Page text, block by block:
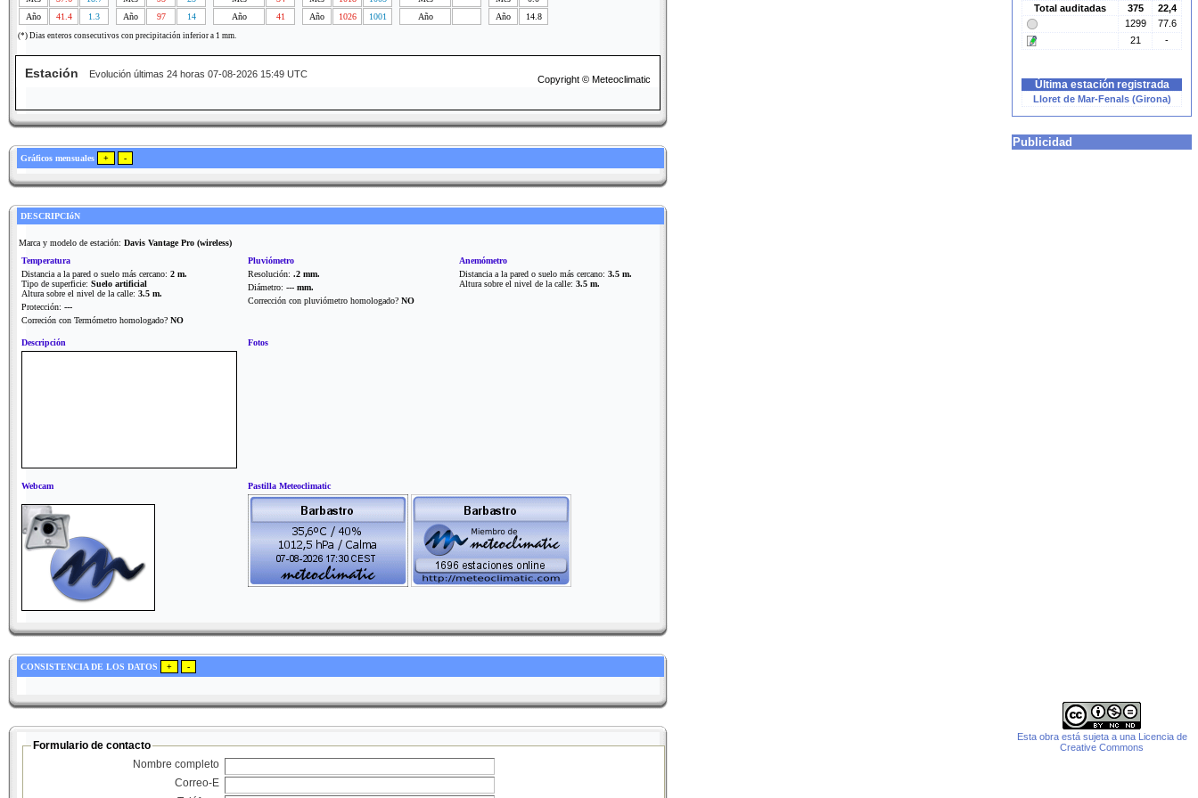
Año
41.4 1.3 Año 97 14 Año 41 Año 1026 1001 Año Año 14.8
(*) Dias enteros consecutivos con precipitación inferior a 1 mm.
Estación Evolución últimas 24 horas 07-08-2026 15:49 UTC Copyright © Meteoclimatic
Gráficos mensuales
DESCRIPCIóN
Marca y modelo de estación: Davis Vantage Pro (wireless)
Temperatura
Distancia a la pared o suelo más cercano: 2 m.
Tipo de superficie: Suelo artificial
Altura sobre el nivel de la calle: 3.5 m.
Protección: ---
Correción con Termómetro homologado? NO
Pluviómetro
Resolución: .2 mm.
Diámetro: --- mm.
Corrección con pluviómetro homologado? NO
Anemómetro
Distancia a la pared o suelo más cercano: 3.5 m.
Altura sobre el nivel de la calle: 3.5 m.
Descripción Fotos
Webcam Pastilla Meteoclimatic
CONSISTENCIA DE LOS DATOS
Formulario de contacto
Nombre completo
Correo-E
Total auditadas
375
22,4
1299
77.6
21
-
Última estación registrada
Lloret de Mar-Fenals (Girona)
Publicidad
Esta obra está sujeta a una Licencia de
Creative Commons